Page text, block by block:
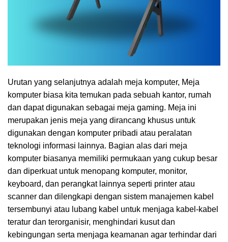
Urutan yang selanjutnya adalah meja komputer, Meja
komputer biasa kita temukan pada sebuah kantor, rumah
dan dapat digunakan sebagai meja gaming. Meja ini
merupakan jenis meja yang dirancang khusus untuk
digunakan dengan komputer pribadi atau peralatan
teknologi informasi lainnya. Bagian alas dari meja
komputer biasanya memiliki permukaan yang cukup besar
dan diperkuat untuk menopang komputer, monitor,
keyboard, dan perangkat lainnya seperti printer atau
scanner dan dilengkapi dengan sistem manajemen kabel
tersembunyi atau lubang kabel untuk menjaga kabel-kabel
teratur dan terorganisir, menghindari kusut dan
kebingungan serta menjaga keamanan agar terhindar dari